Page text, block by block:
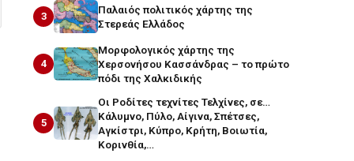
3
Παλαιός πολιτικός χάρτης της
Στερεάς Ελλάδος
4
Μορφολογικός χάρτης της
Χερσονήσου Κασσάνδρας – το πρώτο
πόδι της Χαλκιδικής
5
Οι Ροδίτες τεχνίτες Τελχίνες, σε…
Κάλυμνο, Πύλο, Αίγινα, Σπέτσες,
Αγκίστρι, Κύπρο, Κρήτη, Βοιωτία,
Κορινθία,…